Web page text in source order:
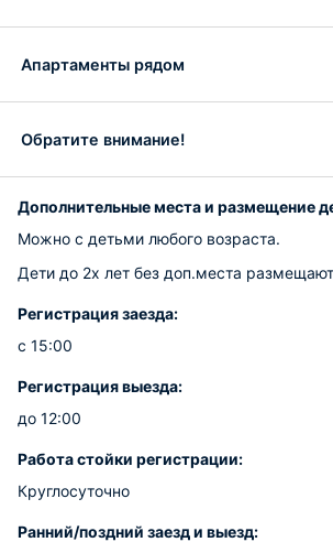
Апартаменты рядом
Обратите внимание!
Дополнительные места и размещение
Можно с детьми любого возраста.
Дети до 2х лет без доп.места
Регистрация заезда:
с 15:00
Регистрация выезда:
до 12:00
Работа стойки регистрации:
Круглосуточно
Ранний/поздний заезд и выезд: